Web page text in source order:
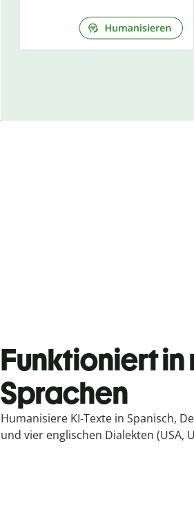
Funktioniert in
Sprachen
Humanisiere KI-Texte in Spanisch,
und vier englischen Dialekten (USA,